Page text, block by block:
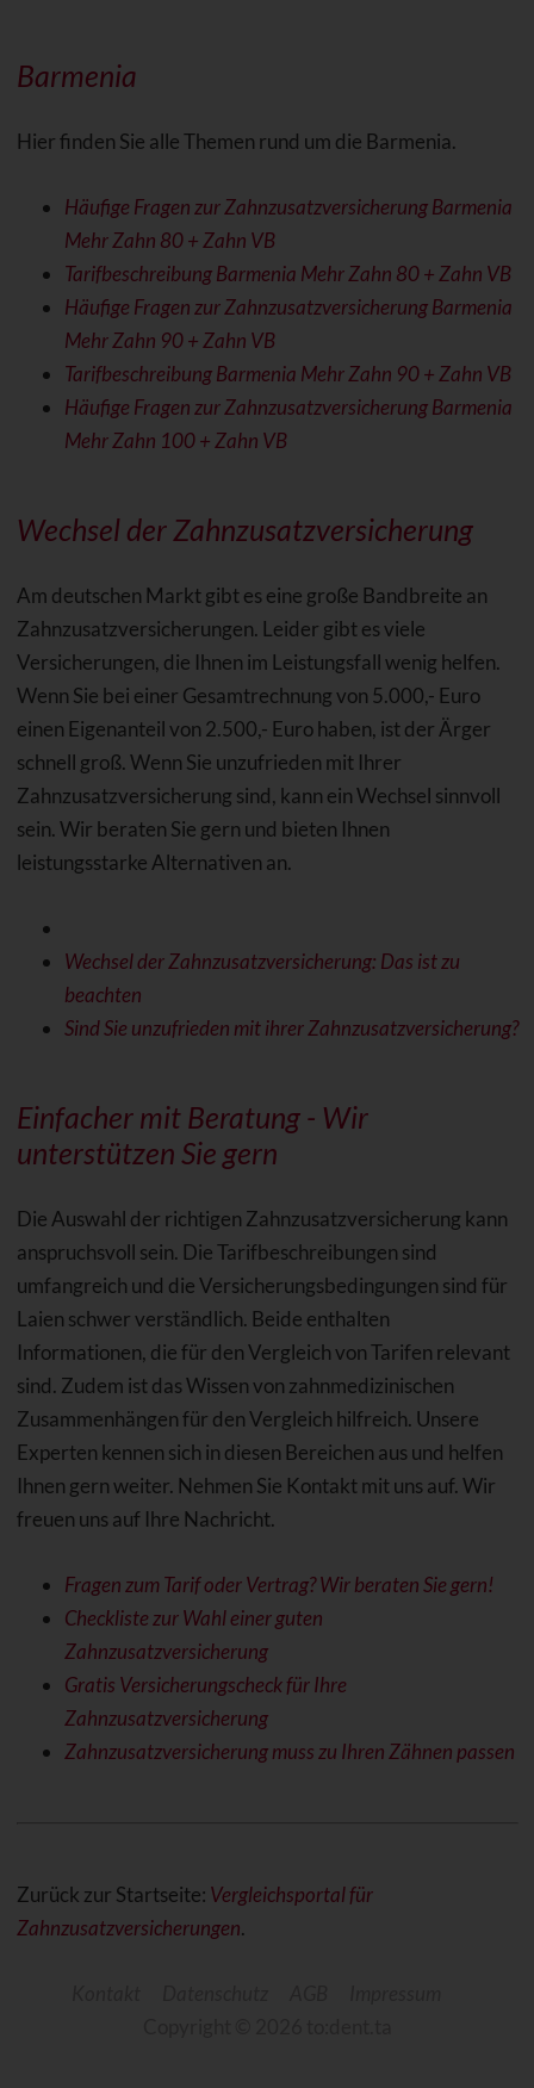
Barmenia
Hier finden Sie alle Themen rund um die Barmenia.
Häufige Fragen zur Zahnzusatzversicherung Barmenia
Mehr Zahn 80 + Zahn VB
Tarifbeschreibung Barmenia Mehr Zahn 80 + Zahn VB
Häufige Fragen zur Zahnzusatzversicherung Barmenia
Mehr Zahn 90 + Zahn VB
Tarifbeschreibung Barmenia Mehr Zahn 90 + Zahn VB
Häufige Fragen zur Zahnzusatzversicherung Barmenia
Mehr Zahn 100 + Zahn VB
Wechsel der Zahnzusatzversicherung
Am deutschen Markt gibt es eine große Bandbreite an
Zahnzusatzversicherungen. Leider gibt es viele
Versicherungen, die Ihnen im Leistungsfall wenig helfen.
Wenn Sie bei einer Gesamtrechnung von 5.000,- Euro
einen Eigenanteil von 2.500,- Euro haben, ist der Ärger
schnell groß. Wenn Sie unzufrieden mit Ihrer
Zahnzusatzversicherung sind, kann ein Wechsel sinnvoll
sein. Wir beraten Sie gern und bieten Ihnen
leistungsstarke Alternativen an.
Wechsel der Zahnzusatzversicherung: Das ist zu
beachten
Sind Sie unzufrieden mit ihrer Zahnzusatzversicherung?
Einfacher mit Beratung - Wir
unterstützen Sie gern
Die Auswahl der richtigen Zahnzusatzversicherung kann
anspruchsvoll sein. Die Tarifbeschreibungen sind
umfangreich und die Versicherungsbedingungen sind für
Laien schwer verständlich. Beide enthalten
Informationen, die für den Vergleich von Tarifen relevant
sind. Zudem ist das Wissen von zahnmedizinischen
Zusammenhängen für den Vergleich hilfreich. Unsere
Experten kennen sich in diesen Bereichen aus und helfen
Ihnen gern weiter. Nehmen Sie Kontakt mit uns auf. Wir
freuen uns auf Ihre Nachricht.
Fragen zum Tarif oder Vertrag? Wir beraten Sie gern!
Checkliste zur Wahl einer guten
Zahnzusatzversicherung
Gratis Versicherungscheck für Ihre
Zahnzusatzversicherung
Zahnzusatzversicherung muss zu Ihren Zähnen passen
Zurück zur Startseite: Vergleichsportal für
Zahnzusatzversicherungen.